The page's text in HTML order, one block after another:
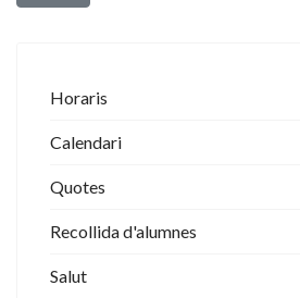
Horaris
Calendari
Quotes
Recollida d'alumnes
Salut